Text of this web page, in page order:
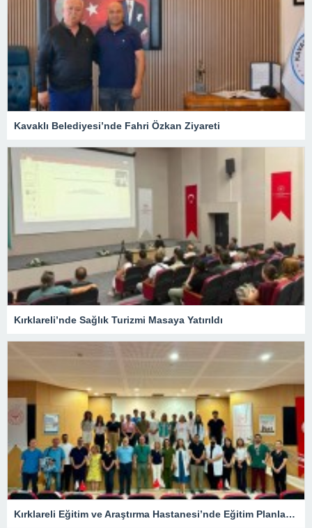
Kavaklı Belediyesi’nde Fahri Özkan Ziyareti
Kırklareli’nde Sağlık Turizmi Masaya Yatırıldı
Kırklareli Eğitim ve Araştırma Hastanesi’nde Eğitim Planlaması Masaya Yatırıldı